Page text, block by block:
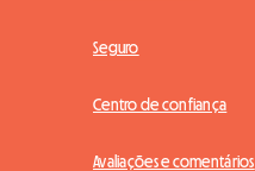
Seguro
Centro de confiança
Avaliações e comentários